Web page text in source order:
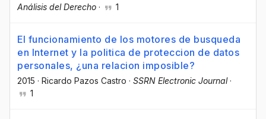
Análisis del Derecho · 1
El funcionamiento de los motores de busqueda
en Internet y la politica de proteccion de datos
personales, ¿una relacion imposible?
2015 · Ricardo Pazos Castro · SSRN Electronic Journal·
1